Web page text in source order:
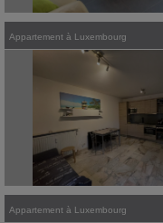
Appartement à Luxembourg
Appartement à Luxembourg